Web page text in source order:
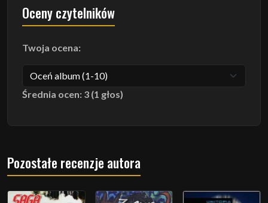
Oceny czytelników
Twoja ocena:
Średnia ocen: 3 (1 głos)
Pozostałe recenzje autora